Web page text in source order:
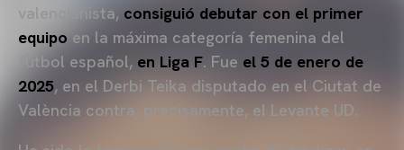
valencianista, consiguió debutar con el primer
equipo en la máxima categoría femenina del
fútbol español, en Liga F. Fue el 5 de enero de
2025, en el Derbi Teika disputado en el Ciutat de
València contra, precisamente, el Levante UD.